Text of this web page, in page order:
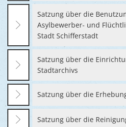
Satzung über die
Asylbewerber- und
Stadt Schifferstadt
Satzung über die
Stadtarchivs
Satzung über die
Satzung über die